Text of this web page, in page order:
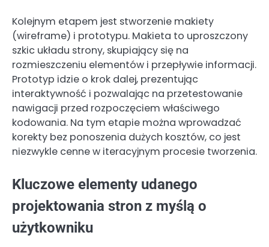
Kolejnym etapem jest stworzenie makiety
(wireframe) i prototypu. Makieta to uproszczony
szkic układu strony, skupiający się na
rozmieszczeniu elementów i przepływie informacji.
Prototyp idzie o krok dalej, prezentując
interaktywność i pozwalając na przetestowanie
nawigacji przed rozpoczęciem właściwego
kodowania. Na tym etapie można wprowadzać
korekty bez ponoszenia dużych kosztów, co jest
niezwykle cenne w iteracyjnym procesie tworzenia.
Kluczowe elementy udanego
projektowania stron z myślą o
użytkowniku